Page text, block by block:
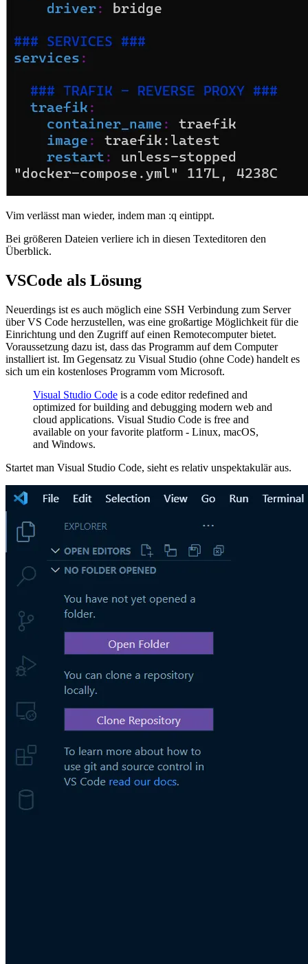
Vim verlässt man wieder, indem man :q eintippt.
Bei größeren Dateien verliere ich in diesen Texteditoren den
Überblick.
VSCode als Lösung
Neuerdings ist es auch möglich eine SSH Verbindung zum Server
über VS Code herzustellen, was eine großartige Möglichkeit für die
Einrichtung und den Zugriff auf einen Remotecomputer bietet.
Voraussetzung dazu ist, dass das Programm auf dem Computer
installiert ist. Im Gegensatz zu Visual Studio (ohne Code) handelt es
sich um ein kostenloses Programm vom Microsoft.
Visual Studio Code is a code editor redefined and
optimized for building and debugging modern web and
cloud applications. Visual Studio Code is free and
available on your favorite platform - Linux, macOS,
and Windows.
Startet man Visual Studio Code, sieht es relativ unspektakulär aus.